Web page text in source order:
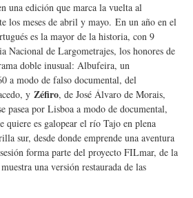
una edición que marca la vuelta al
los meses de abril y mayo. En un año en el
es la mayor de la historia, con 9
Nacional de Largometrajes, los honores de
doble inusual: Albufeira, un
a modo de falso documental, del
y Zéfiro, de José Álvaro de Morais,
pasea por Lisboa a modo de documental,
quiere es galopear el río Tajo en plena
sur, desde donde emprende una aventura
forma parte del proyecto FILmar, de la
una versión restaurada de las